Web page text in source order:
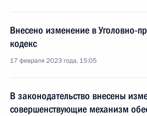
Внесено изменение в Уголовно-
кодекс
17 февраля 2023 года, 15:05
В законодательство внесены
совершенствующие механизм